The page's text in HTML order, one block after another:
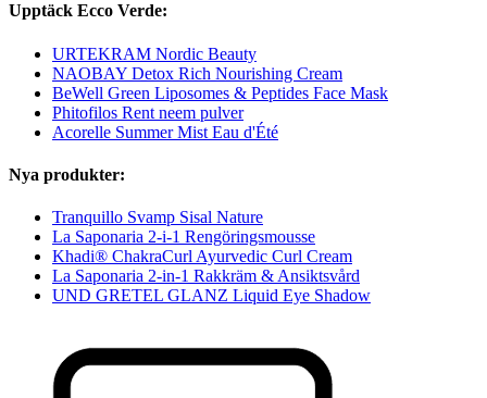
Upptäck Ecco Verde:
URTEKRAM Nordic Beauty
NAOBAY Detox Rich Nourishing Cream
BeWell Green Liposomes & Peptides Face Mask
Phitofilos Rent neem pulver
Acorelle Summer Mist Eau d'Été
Nya produkter:
Tranquillo Svamp Sisal Nature
La Saponaria 2-i-1 Rengöringsmousse
Khadi® ChakraCurl Ayurvedic Curl Cream
La Saponaria 2-in-1 Rakkräm & Ansiktsvård
UND GRETEL GLANZ Liquid Eye Shadow